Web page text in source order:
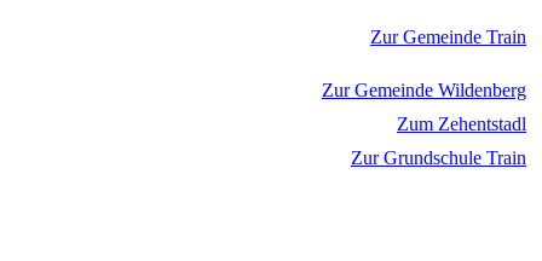
Zur Gemeinde Train
Zur Gemeinde Wildenberg
Zum Zehentstadl
Zur Grundschule Train